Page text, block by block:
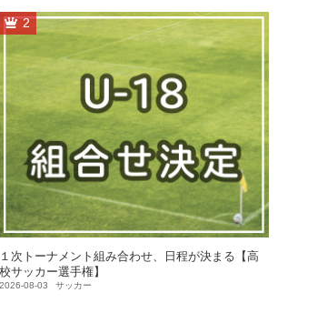
2
１次トーナメント組み合わせ、日程が決まる【高
校サッカー選手権】
2026-08-03 サッカー